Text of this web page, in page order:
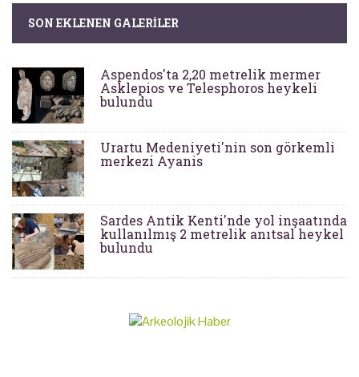
SON EKLENEN GALERILER
Aspendos'ta 2,20 metrelik mermer
Asklepios ve Telesphoros heykeli
bulundu
Urartu Medeniyeti'nin son görkemli
merkezi Ayanis
Sardes Antik Kenti'nde yol inşaatında
kullanılmış 2 metrelik anıtsal heykel
bulundu